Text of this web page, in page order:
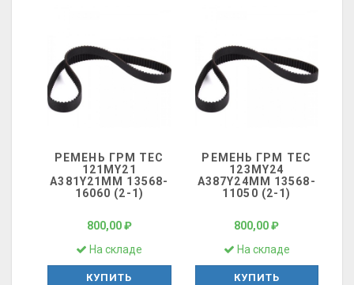
РЕМЕНЬ ГРМ ТЕС
121MY21
A381Y21MМ 13568-
16060 (2-1)
800,00 ₽
На складе
КУПИТЬ
РЕМЕНЬ ГРМ ТЕС
123MY24
A387Y24MM 13568-
11050 (2-1)
800,00 ₽
На складе
КУПИТЬ